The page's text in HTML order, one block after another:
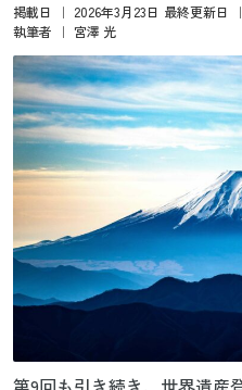
掲載日
｜ 2026年3月23日 最終更新日 ｜
執筆者
｜ 宮澤 光